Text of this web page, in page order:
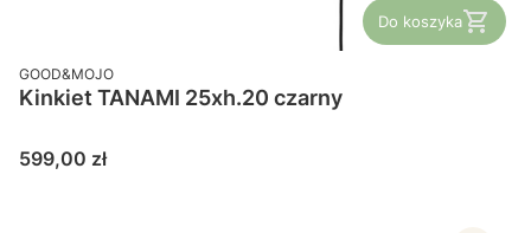
Do koszyka
PRODUCENT
GOOD&MOJO
Kinkiet TANAMI 25xh.20 czarny
Cena
599,00 zł